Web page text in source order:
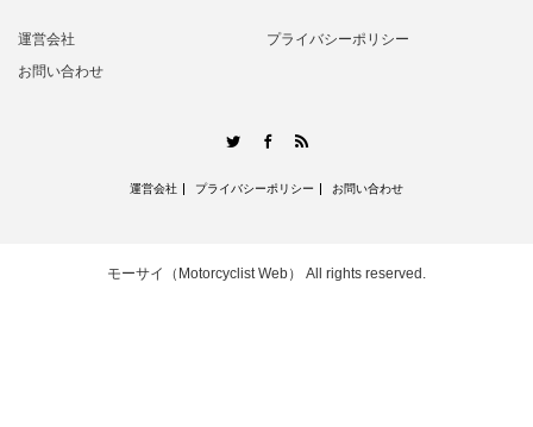
運営会社
プライバシーポリシー
お問い合わせ
TwitterFacebook
運営会社 プライバシーポリシー お問い合わせ
モーサイ（Motorcyclist Web） All rights reserved.